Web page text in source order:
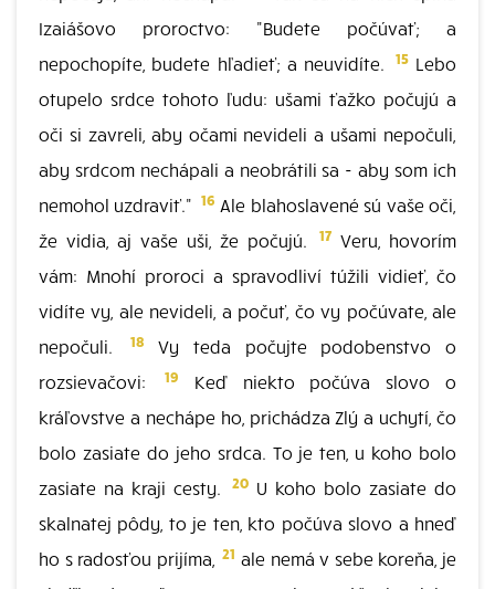
Izaiášovo proroctvo: "Budete počúvať; a
nepochopíte, budete hľadieť; a neuvidíte.
15Lebo
otupelo srdce tohoto ľudu: ušami ťažko počujú a
oči si zavreli, aby očami nevideli a ušami nepočuli,
aby srdcom nechápali a neobrátili sa - aby som ich
nemohol uzdraviť." 16 Ale blahoslavené sú vaše oči,
že vidia, aj vaše uši, že počujú.
17 Veru, hovorím
vám: Mnohí proroci a spravodliví túžili vidieť, čo
vidíte vy, ale nevideli, a počuť, čo vy počúvate, ale
nepočuli.
18
Vy teda počujte podobenstvo o
rozsievačovi:
19
Keď niekto počúva slovo o
kráľovstve a nechápe ho, prichádza Zlý a uchytí, čo
bolo zasiate do jeho srdca. To je ten, u koho bolo
zasiate na kraji cesty.
20 U koho bolo zasiate do
skalnatej pôdy, to je ten, kto počúva slovo a hneď
ho s radosťou prijíma,
21 ale nemá v sebe koreňa, je